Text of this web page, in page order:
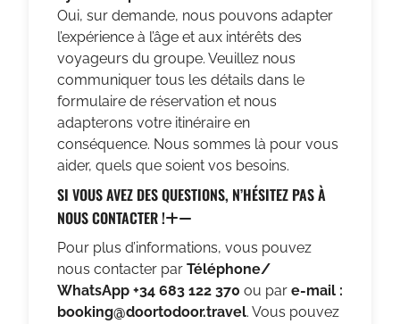
Oui, sur demande, nous pouvons adapter
l’expérience à l’âge et aux intérêts des
voyageurs du groupe. Veuillez nous
communiquer tous les détails dans le
formulaire de réservation et nous
adapterons votre itinéraire en
conséquence. Nous sommes là pour vous
aider, quels que soient vos besoins.
SI VOUS AVEZ DES QUESTIONS, N’HÉSITEZ PAS À
NOUS CONTACTER !
Pour plus d’informations, vous pouvez
nous contacter par Téléphone/
WhatsApp +34 683 122 370 ou par e-mail :
booking@doortodoor.travel. Vous pouvez